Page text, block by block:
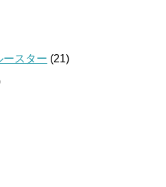
ースター (21)